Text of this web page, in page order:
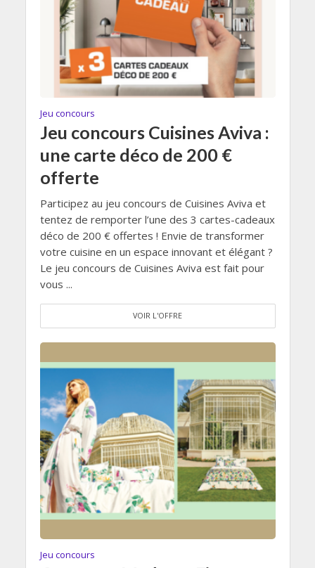
Jeu concours
Jeu concours Cuisines Aviva :
une carte déco de 200 €
offerte
Participez au jeu concours de Cuisines Aviva et
tentez de remporter l’une des 3 cartes-cadeaux
déco de 200 € offertes ! Envie de transformer
votre cuisine en un espace innovant et élégant ?
Le jeu concours de Cuisines Aviva est fait pour
vous ...
VOIR L'OFFRE
Jeu concours